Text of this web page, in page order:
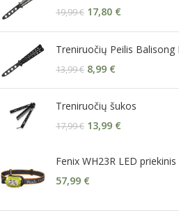
19,99€ 17,80 €
Treniruočių Peilis Balisong
13,99€ 8,99 €
Treniruočių šukos
17,99€ 13,99 €
Fenix WH23R LED
57,99 €